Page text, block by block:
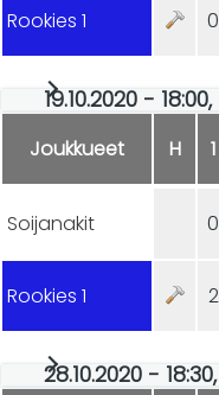
Rookies 1 0
19.10.2020 -
Joukkueet H 1
Soijanakit 0
Rookies 1 2
28.10.2020 -